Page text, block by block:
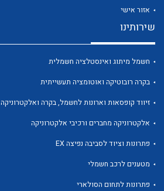
אזור אישי
שירותינו
חשמל מיתוג ואינסטלציה חשמלית
בקרה רובוטיקה ואוטומציה תעשייתית
זיווד קופסאות וארונות לחשמל, בקרה ואלקטרוניקה
אלקטרוניקה מחברים ורכיבי אלקטרוניקה
פתרונות וציוד לסביבה נפיצה EX
מטענים לרכב חשמלי
פתרונות לתחום הסולארי